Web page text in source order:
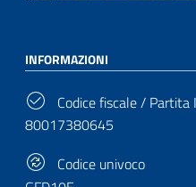
INFORMAZIONI
Codice fiscale / Partita
80017380645
Codice univoco